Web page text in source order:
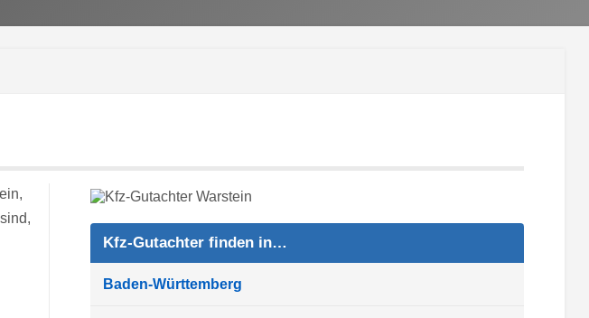
Kfz-Gutachter finden in…
Baden-Württemberg